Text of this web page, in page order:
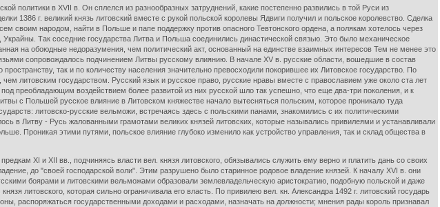
в XVII в. Он сплелся из разнообразных затруднений, какие постепенно развились в той Руси из
1386 г. великий князь литовский вместе с рукой польской королевы Ядвиги получил и польское королевство. Сделка
своим народом, найти в Польше и папе поддержку против опасного Тевтонского ордена, а полякам хотелось через
Так соседние государства Литва и Польша соединились династической связью. Это было механическое
на обоюдные недоразумения, чем политический акт, основанный на единстве взаимных интересов Тем не менее это
сопровождалось подчинением Литвы русскому влиянию. В начале XV в. русские области, вошедшие в состав
так и по количеству населения значительно превосходили покорившее их Литовское государство. По
литовским государством. Русский язык и русское право, русские нравы вместе с православием уже около ста лет
преобладающим воздействием более развитой из них русской шло так успешно, что еще два-три поколения, и к
с Польшей русское влияние в Литовском княжестве начало вытесняться польским, которое проникало туда
литовско-русские вельможи, встречаясь здесь с польскими панами, знакомились с их политическими
в Литву - Русь жалованными грамотами великих князей литовских, которые назывались привилеями и устанавливали
Проникая этими путями, польское влияние глубоко изменило как устройство управления, так и склад общества в
XI и XII вв., подчиняясь власти вел. князя литовского, обязывались служить ему верно и платить дань со своих
до "своей господарской воли". Этим разрушено было старинное родовое владение князей. К началу XVI в. они
боярами и литовскими вельможами образовали землевладельческую аристократию, подобную польской и даже
литовского, которая сильно ограничивала его власть. По привилею вел. кн. Александра 1492 г. литовский государь
распоряжаться государственными доходами и расходами, назначать на должности; мнения рады король признавал